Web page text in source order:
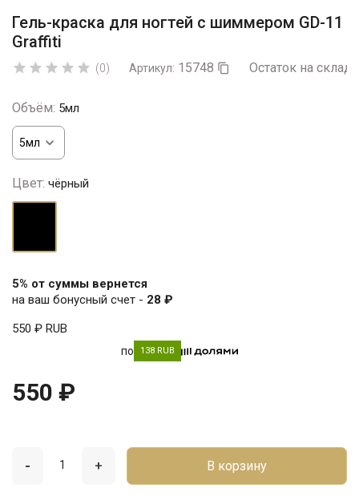
Гель-краска для ногтей с шиммером GD-11
Graffiti
     (0) Артикул: 15748  Остаток на
Объём: 5мл
Цвет: чёрный
5% от суммы вернется
на ваш бонусный счет - 28 ₽
550 ₽ RUB
по 138 RUB
550 ₽
- + В корзину